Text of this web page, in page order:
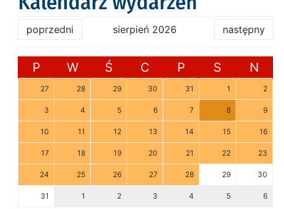
poprzedni sierpień 2026 następny
P W Ś C P S N
27 28 29 30 31 1 2
3 4 5 6 7 8 9
10 11 12 13 14 15 16
17 18 19 20 21 22 23
24 25 26 27 28 29 30
31 1 2 3 4 5 6